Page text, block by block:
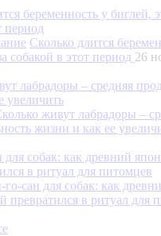
Сколько длится
собакой в этот период 26
живут лабрадоры –
жизни и как ее
го-сан для собак: как
превратился в ритуал для